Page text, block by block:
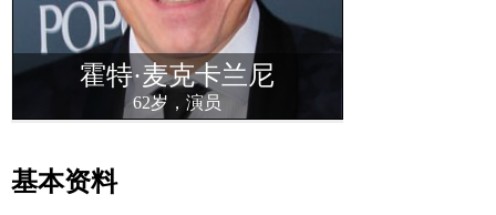
霍特·麦克卡兰尼
62岁，演员
基本资料